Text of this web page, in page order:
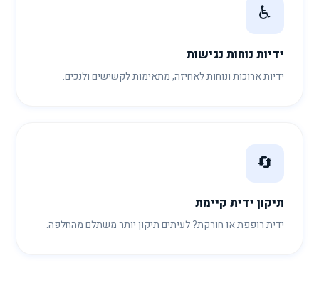
♿
ידיות נוחות נגישות
ידיות ארוכות ונוחות לאחיזה, מתאימות לקשישים ולנכים.
🔄
תיקון ידית קיימת
ידית רופפת או חורקת? לעיתים תיקון יותר משתלם מהחלפה.